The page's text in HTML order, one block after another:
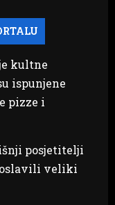
kultne
ispunjene
pizze i
posjetitelji
veliki